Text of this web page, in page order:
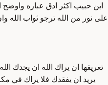
ابن حبيب اكثر ادق عباره واوضح
على نور من الله ترجو ثواب الله
تعريفها ان يراك الله ان يجدك
يريد ان يفقدك فلا يراك في